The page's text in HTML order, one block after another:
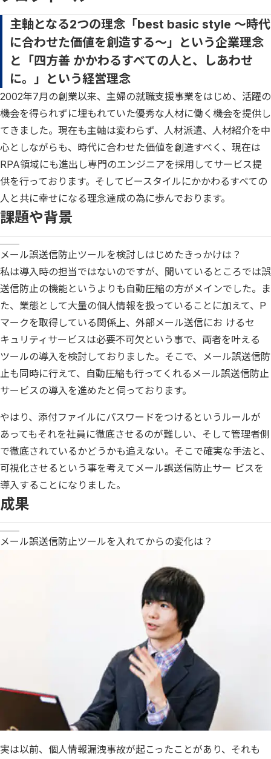
主軸となる2つの理念「best basic style ～時代
に合わせた価値を創造する～」という企業理念
と「四方善 かかわるすべての人と、しあわせ
に。」という経営理念
2002年7月の創業以来、主婦の就職支援事業をはじめ、活躍の
機会を得られずに埋もれていた優秀な人材に働く機会を提供し
てきました。現在も主軸は変わらず、人材派遣、人材紹介を中
心としながらも、時代に合わせた価値を創造すべく、現在は
RPA領域にも進出し専門のエンジニアを採用してサービス提
供を行っております。そしてビースタイルにかかわるすべての
人と共に幸せになる理念達成の為に歩んでおります。
課題や背景
メール誤送信防止ツールを検討しはじめたきっかけは？
私は導入時の担当ではないのですが、聞いているところでは誤
送信防止の機能というよりも自動圧縮の方がメインでした。ま
た、業態として大量の個人情報を扱っていることに加えて、P
マークを取得している関係上、外部メール送信にお けるセ
キュリティサービスは必要不可欠という事で、両者を叶える
ツールの導入を検討しておりました。そこで、メール誤送信防
止も同時に行えて、自動圧縮も行ってくれるメール誤送信防止
サービスの導入を進めたと伺っております。
やはり、添付ファイルにパスワードをつけるというルールが
あってもそれを社員に徹底させるのが難しい、そして管理者側
で徹底されているかどうかも追えない。そこで確実な手法と、
可視化させるという事を考えてメール誤送信防止サー ビスを
導入することになりました。
成果
メール誤送信防止ツールを入れてからの変化は？
実は以前、個人情報漏洩事故が起こったことがあり、それも